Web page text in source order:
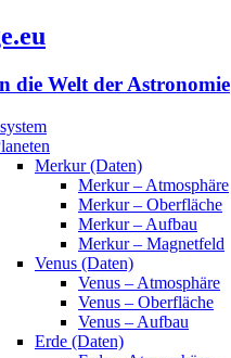
die Welt der Astronomie
Merkur (Daten)
Merkur – Atmosphäre
Merkur – Oberfläche
Merkur – Aufbau
Merkur – Magnetfeld
Venus (Daten)
Venus – Atmosphäre
Venus – Oberfläche
Venus – Aufbau
Erde (Daten)